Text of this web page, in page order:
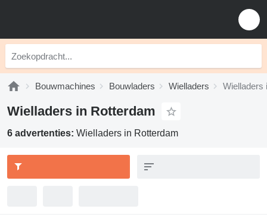
Bouwmachines Bouwladers Wielladers Wielladers
Wielladers in Rotterdam
6 advertenties: Wielladers in Rotterdam